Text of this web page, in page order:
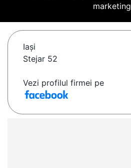
marketing
Iaşi
Stejar 52
Vezi profilul firmei pe